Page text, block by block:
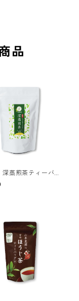
品
深蒸煎茶ティーバッ